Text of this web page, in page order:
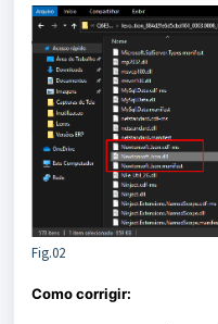
Fig.02
Como corrigir: